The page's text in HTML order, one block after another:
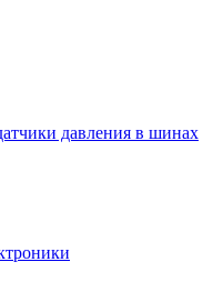
давления в шинах